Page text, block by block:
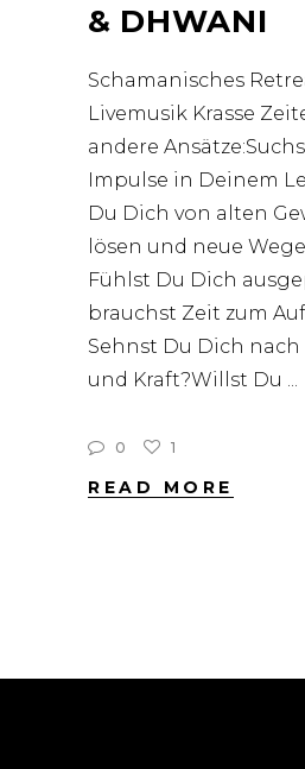
& DHWANI
Schamanisches
Livemusik Krasse
andere
Impulse in Deinem
Du Dich von alten
lösen und neue
Fühlst Du Dich
brauchst Zeit zum
Sehnst Du Dich
und Kraft?Willst Du
0 1
READ MORE